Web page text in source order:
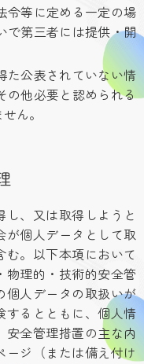
令等に定める一定の場
で第三者には提供・開
た公表されていない情
の他必要と認められる
ん。
、又は取得しようと
が個人データとして取
む。以下本項において
物理的・技術的安全管
個人データの取扱いが
するとともに、個人情
全管理措置の主な内
ジ（または備え付け